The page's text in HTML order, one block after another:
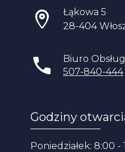
Łąkowa 5
28-404
Biuro
507-840-444
Godziny
Poniedziałek: 8:00 -